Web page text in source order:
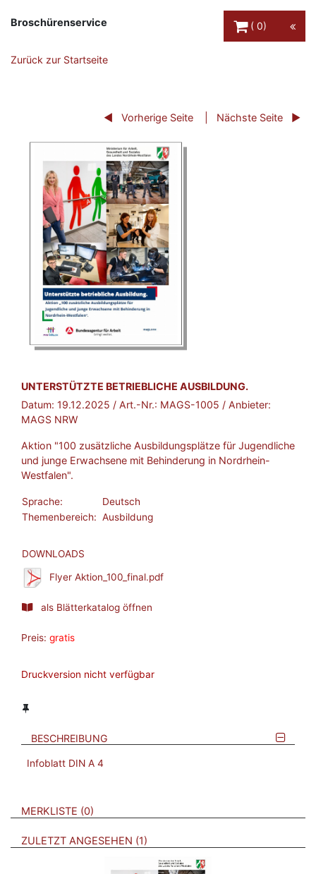
Broschürenservice
0
Zurück zur Startseite
Vorherige Seite Nächste Seite
BROSCHÜRE:
UNTERSTÜTZTE BETRIEBLICHE AUSBILDUNG.
Datum: 19.12.2025 / Art.-Nr.: MAGS-1005 / Anbieter:
MAGS NRW
Aktion "100 zusätzliche Ausbildungsplätze für Jugendliche
und junge Erwachsene mit Behinderung in Nordrhein-
Westfalen".
Sprache:
Deutsch
Themenbereich: Ausbildung
DOWNLOADS
Flyer Aktion_100_final.pdf
als Blätterkatalog öffnen
Preis: gratis
Druckversion nicht verfügbar
BESCHREIBUNG
Infoblatt DIN A 4
VERWEISE AUF VERMERKTE- ODER ZULETZT ANGESEHENE
MERKLISTE 0 BROSCHÜREN
ZULETZT ANGESEHEN 1 BROSCHÜREN